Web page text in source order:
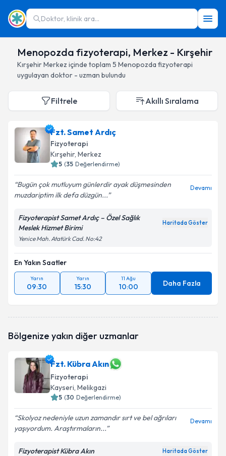
Doktor, klinik ara...
Menopozda fizyoterapi, Merkez - Kırşehir
KırşehirMerkez içinde toplam 5 Menopozda fizyoterapi
uygulayan doktor - uzman bulundu
Filtrele Akıllı Sıralama
Fzt. Samet Ardıç
Fizyoterapi
Kırşehir, Merkez
5 (35 Değerlendirme)
Bugün çok mutluyum günlerdir ayak düşmesinden
muzdariptim ilk defa düzgün...
Devamı
Fizyoterapist Samet Ardıç – Özel Sağlık
Meslek Hizmet Birimi
Haritada Göster
Yenice Mah. Atatürk Cad. No:42
En Yakın Saatler
Yarın
09:30
Yarın
15:30
11 Ağu
10:00 Daha Fazla
Bölgenize yakın diğer uzmanlar
Fzt. Kübra Akın
Fizyoterapi
Kayseri, Melikgazi
5 (30 Değerlendirme)
Skolyoz nedeniyle uzun zamandır sırt ve bel ağrıları
yaşıyordum. Araştırmaların...
Devamı
Fizyoterapist Kübra Akın Haritada Göster